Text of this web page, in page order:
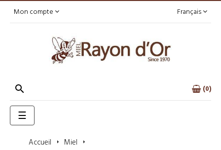
Français
Mon compte
 0
Basculer
la
navigation
☰
Accueil Miel